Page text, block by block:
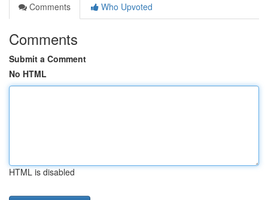
Comments
Who Upvoted
Comments
Submit a Comment
No HTML
HTML is disabled